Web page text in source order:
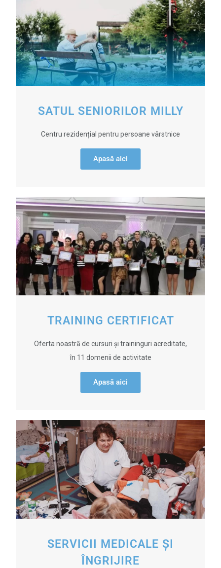
SATUL SENIORILOR MILLY
Centru rezidențial pentru persoane vârstnice
Apasă aici
TRAINING CERTIFICAT
Oferta noastră de cursuri și traininguri acreditate,
în 11 domenii de activitate
Apasă aici
SERVICII MEDICALE ȘI
ÎNGRIJIRE